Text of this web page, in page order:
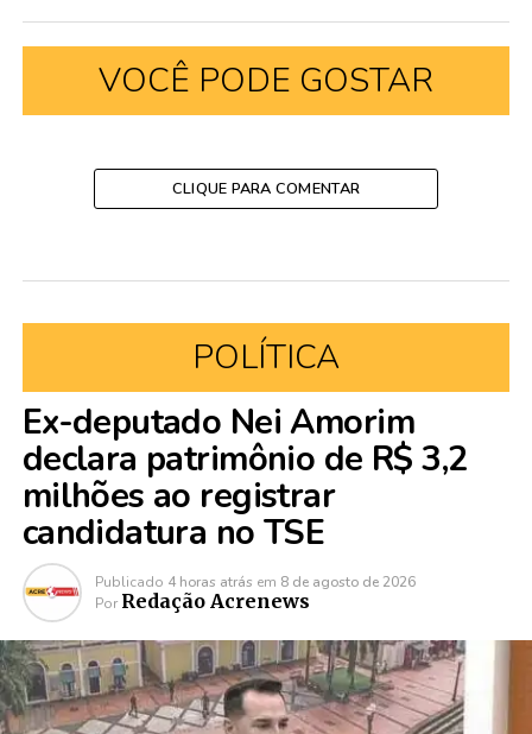
VOCÊ PODE GOSTAR
CLIQUE PARA COMENTAR
POLÍTICA
Ex-deputado Nei Amorim
declara patrimônio de R$ 3,2
milhões ao registrar
candidatura no TSE
Publicado 4 horas atrás em 8 de agosto de 2026
Por Redação Acrenews